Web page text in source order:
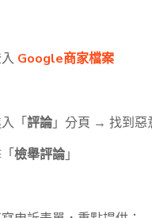
Google商家檔案
「評論」分頁 → 找到
檢舉評論」